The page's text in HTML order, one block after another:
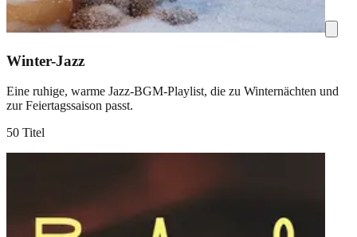
Winter-Jazz
Eine ruhige, warme Jazz-BGM-Playlist, die zu Winternächten und
zur Feiertagssaison passt.
50 Titel